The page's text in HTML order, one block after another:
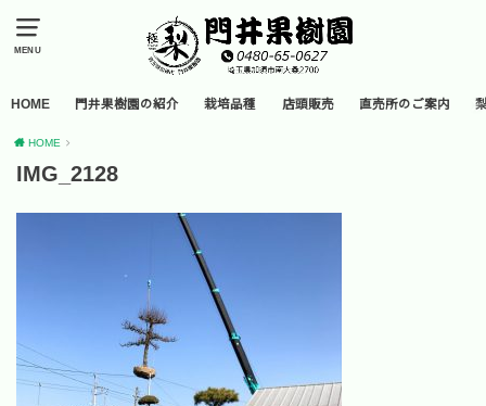
MENU
HOME 門井果樹園の紹介 栽培品種 店頭販売 直売所のご案内
HOME
IMG_2128